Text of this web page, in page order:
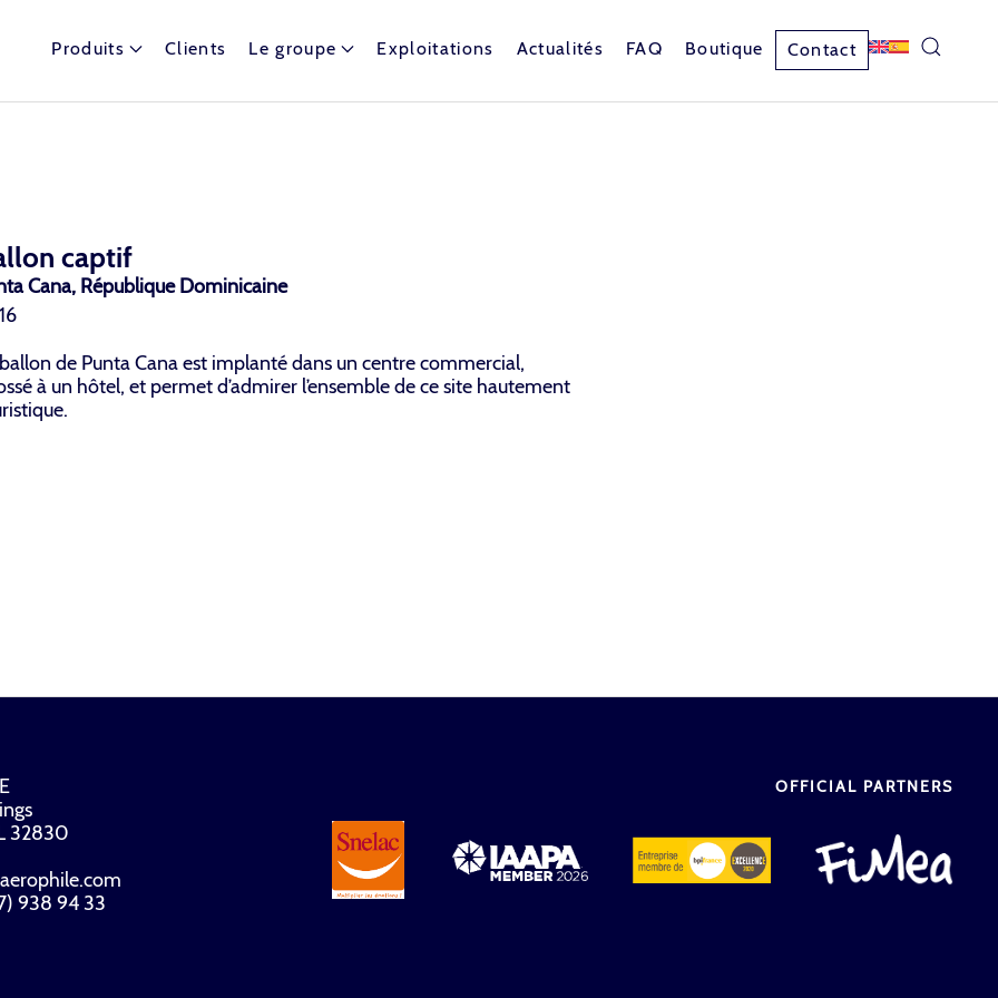
Produits Clients Le groupe Exploitations Actualités FAQ Boutique Contact
captif
Cana, République Dominicaine
de Punta Cana est implanté dans un centre commercial,
à un hôtel, et permet d’admirer l’ensemble de ce site hautement
32830
938 94 33
OFFICIAL PARTNERS